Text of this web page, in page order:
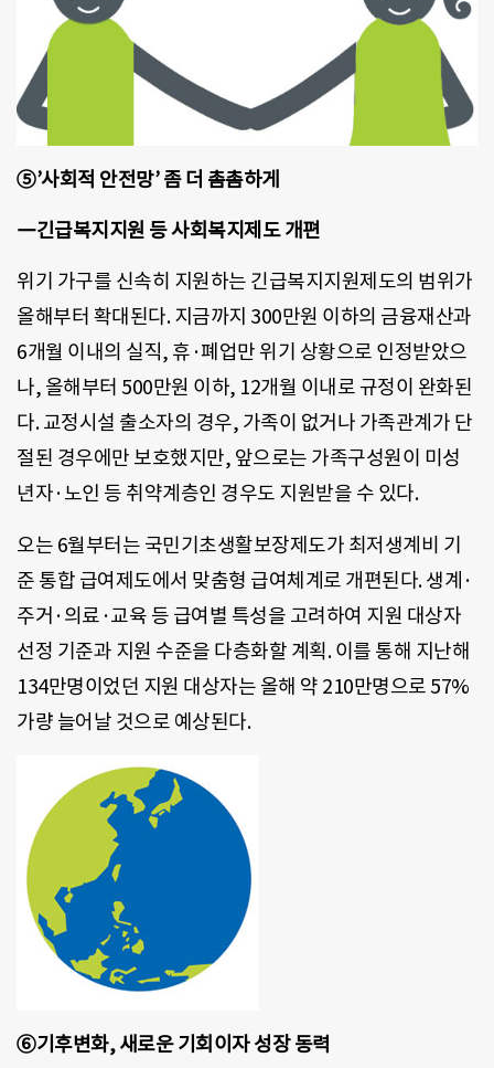
⑤’사회적 안전망’ 좀 더 촘촘하게
―긴급복지지원 등 사회복지제도 개편
위기 가구를 신속히 지원하는 긴급복지지원제도의 범위가
올해부터 확대된다. 지금까지 300만원 이하의 금융재산과
6개월 이내의 실직, 휴·폐업만 위기 상황으로 인정받았으
나, 올해부터 500만원 이하, 12개월 이내로 규정이 완화된
다. 교정시설 출소자의 경우, 가족이 없거나 가족관계가 단
절된 경우에만 보호했지만, 앞으로는 가족구성원이 미성
년자·노인 등 취약계층인 경우도 지원받을 수 있다.
오는 6월부터는 국민기초생활보장제도가 최저생계비 기
준 통합 급여제도에서 맞춤형 급여체계로 개편된다. 생계·
주거·의료·교육 등 급여별 특성을 고려하여 지원 대상자
선정 기준과 지원 수준을 다층화할 계획. 이를 통해 지난해
134만명이었던 지원 대상자는 올해 약 210만명으로 57%
가량 늘어날 것으로 예상된다.
⑥기후변화, 새로운 기회이자 성장 동력